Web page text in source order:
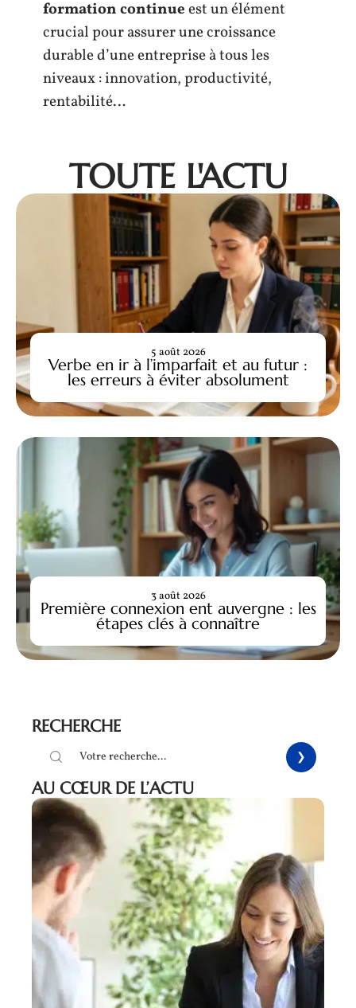
formation continueest un élément
crucial pour assurer une croissance
durable d’une entreprise à tous les
niveaux : innovation, productivité,
rentabilité…
TOUTE L'ACTU
Verbe en ir à l’imparfait et au futur :
les erreurs à éviter absolument
5 août 2026
Première connexion ent auvergne : les
étapes clés à connaître
3 août 2026
RECHERCHE
AU CŒUR DE L’ACTU